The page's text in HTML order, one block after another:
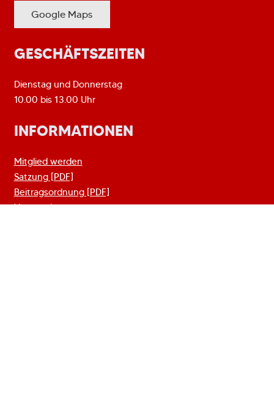
Google Maps
GESCHÄFTSZEITEN
Dienstag und Donnerstag
10.00 bis 13.00 Uhr
INFORMATIONEN
Mitglied werden
Satzung [PDF]
Beitragsordnung [PDF]
Vorstand